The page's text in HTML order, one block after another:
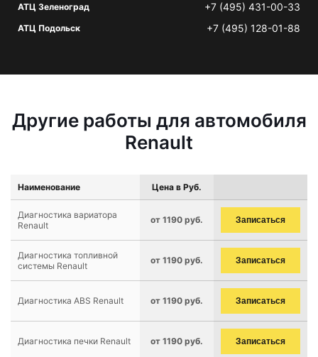
АТЦ Зеленоград +7 (495) 431-00-33
АТЦ Подольск +7 (495) 128-01-88
Другие работы для автомобиля
Renault
Наименование Цена в Руб.
Диагностика вариатора
Renault
от 1190 руб. Записаться
Диагностика топливной
системы Renault
от 1190 руб. Записаться
Диагностика ABS Renault от 1190 руб. Записаться
Диагностика печки Renault от 1190 руб. Записаться